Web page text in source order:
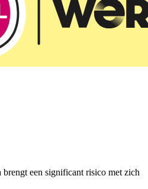
een significant risico met zich